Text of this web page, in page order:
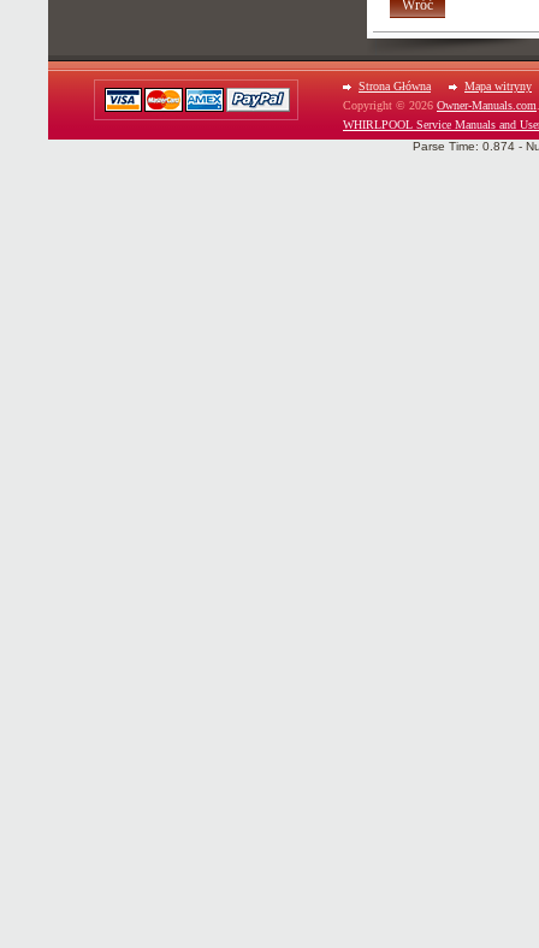
Wróć
Strona Główna
Mapa witryny
Copyright © 2026 Owner-Manuals.com
WHIRLPOOL Service Manuals and
Parse Time: 0.874 -